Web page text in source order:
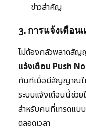
ข่าวสำคัญ
3. การแจ้งเตือ
ไม่ต้องกลัวพลาดสัญ
แจ้งเตือน Push
ทันทีเมื่อมีสัญญาณใ
ระบบแจ้งเตือนนี้ช่วย
สำหรับคนที่เทรดแบ
ตลอดเวลา